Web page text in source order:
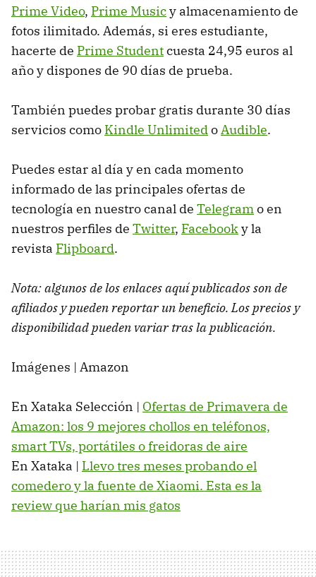
Prime Video, Prime Musicy almacenamiento de
fotos ilimitado. Además, si eres estudiante,
hacerte de Prime Studentcuesta 24,95 euros al
año y dispones de 90 días de prueba.
También puedes probar gratis durante 30 días
servicios como Kindle UnlimitedoAudible.
Puedes estar al día y en cada momento
informado de las principales ofertas de
tecnología en nuestro canal de Telegramo en
nuestros perfiles de Twitter, Facebooky la
revista Flipboard.
Nota: algunos de los enlaces aquí publicados son de
afiliados y pueden reportar un beneficio. Los precios y
disponibilidad pueden variar tras la publicación.
Imágenes | Amazon
En Xataka Selección | Ofertas de Primavera de
Amazon: los 9 mejores chollos en teléfonos,
smart TVs, portátiles o freidoras de aire
En Xataka | Llevo tres meses probando el
comedero y la fuente de Xiaomi. Esta es la
review que harían mis gatos